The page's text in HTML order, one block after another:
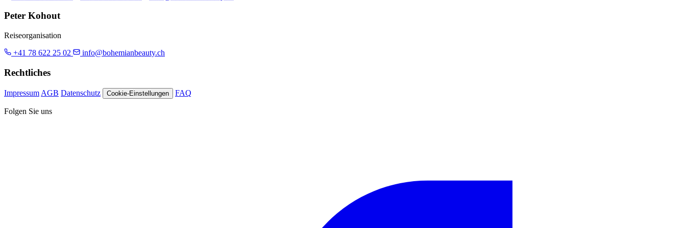
Peter Kohout
Reiseorganisation
+41 78 622 25 02
info@bohemianbeauty.ch
Rechtliches
Impressum AGB Datenschutz Cookie-Einstellungen FAQ
Folgen Sie uns